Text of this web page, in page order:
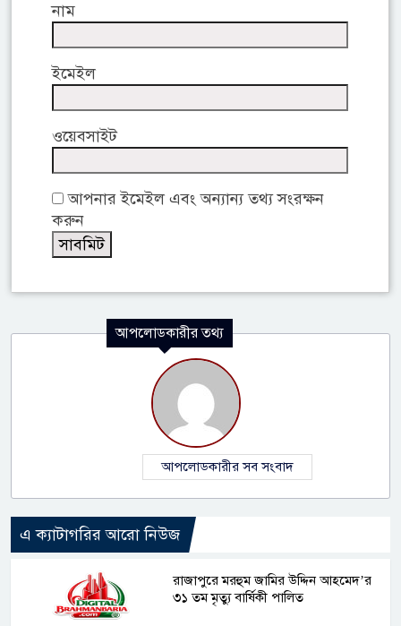
নাম
ইমেইল
ওয়েবসাইট
আপনার ইমেইল এবং অন্যান্য তথ্য সংরক্ষন
করুন
আপলোডকারীর তথ্য
আপলোডকারীর সব সংবাদ
এ ক্যাটাগরির আরো নিউজ
রাজাপুরে মরহুম জামির উদ্দিন আহমেদ’র
৩১ তম মৃত্যু বার্ষিকী পালিত